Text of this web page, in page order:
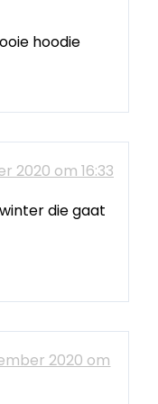
hoodie
2020 om 16:33
die gaat
2020 om